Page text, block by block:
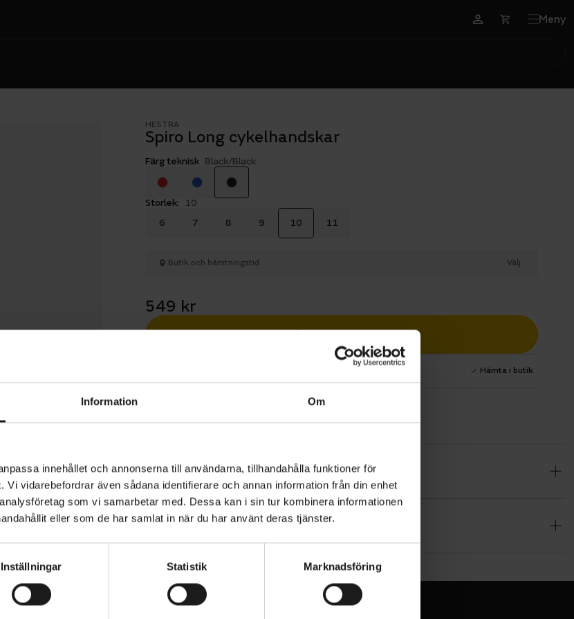
Information Om
innehållet och annonserna till användarna, tillhandahålla funktioner för
vidarebefordrar även sådana identifierare och annan information från din enhet
som vi samarbetar med. Dessa kan i sin tur kombinera informationen
eller som de har samlat in när du har använt deras tjänster.
Inställningar Statistik Marknadsföring
Meny
HESTRA
Spiro Long cykelhandskar
Färg teknisk Black/Black
Storlek:
10
6
7 8 9 10 11
Butik och hämtningstid Välj
549 kr
Lägg i varukorg
Hämta i butik
en mångsidig cykelhandske för vårens och sommarens alla
mockaliknande stretchpolyester som ger bra grepp
bidrar luftig och följsam ovandel i lycra till hög komfort
ökar uthålligheten i terrängen – som innerhandens gel-
trötthet och domningar när cyklingen blir teknisk.
låter dig ta en bild eller svara i telefon utan att ta